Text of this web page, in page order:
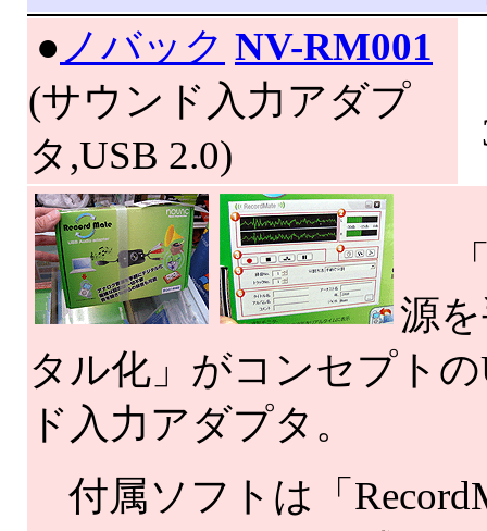
● ノバック NV-RM001
(サウンド入力アダプ
タ,USB 2.0)
「
源
タル化」がコンセプト
ド入力アダプタ。
付属ソフトは「